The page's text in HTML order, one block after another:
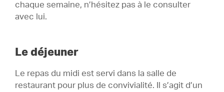
chaque semaine, n’hésitez pas à le consulter
avec lui.
Le déjeuner
Le repas du midi est servi dans la salle de
restaurant pour plus de convivialité. Il s’agit d’un